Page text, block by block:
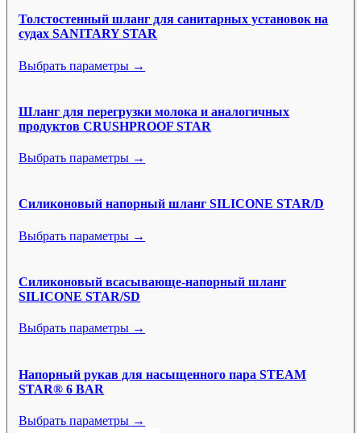
Толстостенный шланг для санитарных установок на
судах SANITARY STAR
Выбрать параметры →
Шланг для перегрузки молока и аналогичных
продуктов CRUSHPROOF STAR
Выбрать параметры →
Силиконовый напорный шланг SILICONE STAR/D
Выбрать параметры →
Силиконовый всасывающе-напорный шланг
SILICONE STAR/SD
Выбрать параметры →
Напорный рукав для насыщенного пара STEAM
STAR® 6 BAR
Выбрать параметры →